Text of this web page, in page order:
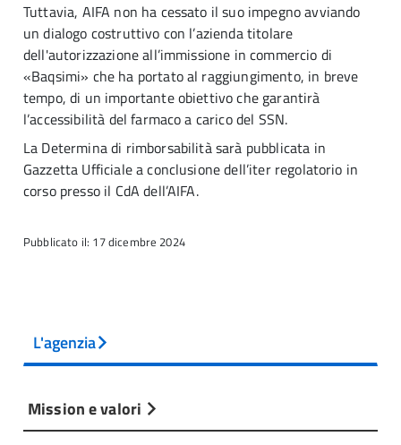
Tuttavia, AIFA non ha cessato il suo impegno avviando
un dialogo costruttivo con l’azienda titolare
dell'autorizzazione all’immissione in commercio di
«Baqsimi» che ha portato al raggiungimento, in breve
tempo, di un importante obiettivo che garantirà
l’accessibilità del farmaco a carico del SSN.
La Determina di rimborsabilità sarà pubblicata in
Gazzetta Ufficiale a conclusione dell’iter regolatorio in
corso presso il CdA dell’AIFA.
Pubblicato il: 17 dicembre 2024
L'agenzia
Mission e valori